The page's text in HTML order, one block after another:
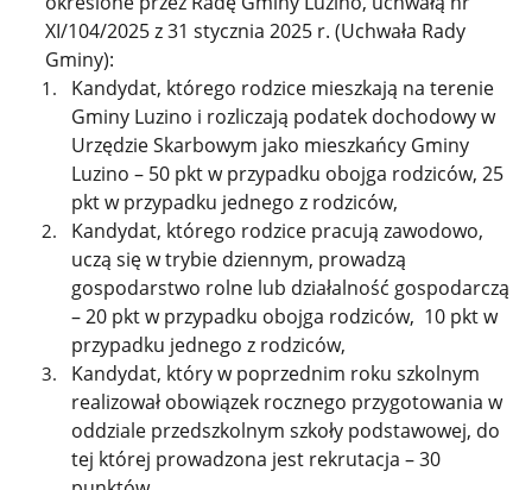
XI/104/2025 z 31 stycznia 2025 r. (Uchwała Rady
Gminy):
Kandydat, którego rodzice mieszkają na terenie
Gminy Luzino i rozliczają podatek dochodowy w
Urzędzie Skarbowym jako mieszkańcy Gminy
Luzino – 50 pkt w przypadku obojga rodziców, 25
pkt w przypadku jednego z rodziców,
Kandydat, którego rodzice pracują zawodowo,
uczą się w trybie dziennym, prowadzą
gospodarstwo rolne lub działalność gospodarczą
– 20 pkt w przypadku obojga rodziców, 10 pkt w
przypadku jednego z rodziców,
Kandydat, który w poprzednim roku szkolnym
realizował obowiązek rocznego przygotowania w
oddziale przedszkolnym szkoły podstawowej, do
tej której prowadzona jest rekrutacja – 30